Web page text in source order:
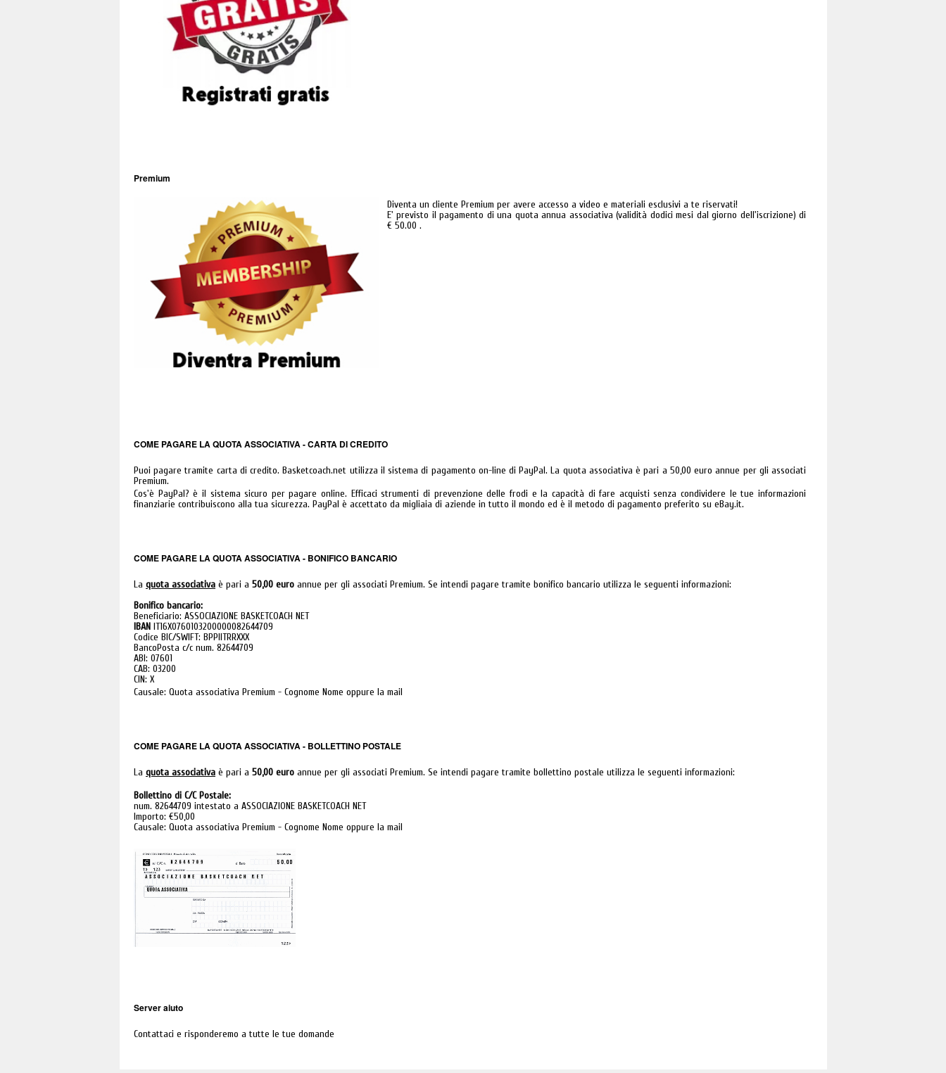
Premium
Diventa un cliente Premium per avere accesso a video e materiali esclusivi a te riservati!
E' previsto il pagamento di una quota annua associativa (validità dodici mesi dal giorno dell'iscrizione) di
€ 50.00 .
COME PAGARE LA QUOTA ASSOCIATIVA - CARTA DI CREDITO
Puoi pagare tramite carta di credito. Basketcoach.net utilizza il sistema di pagamento on-line di PayPal. La quota associativa è pari a 50,00 euro annue per gli associati
Premium.
Cos'è PayPal? è il sistema sicuro per pagare online. Efficaci strumenti di prevenzione delle frodi e la capacità di fare acquisti senza condividere le tue informazioni
finanziarie contribuiscono alla tua sicurezza. PayPal è accettato da migliaia di aziende in tutto il mondo ed è il metodo di pagamento preferito su eBay.it.
COME PAGARE LA QUOTA ASSOCIATIVA - BONIFICO BANCARIO
La quota associativa è pari a 50,00 euro annue per gli associati Premium. Se intendi pagare tramite bonifico bancario utilizza le seguenti informazioni:
Bonifico bancario:
Beneficiario: ASSOCIAZIONE BASKETCOACH NET
IBAN IT16X0760103200000082644709
Codice BIC/SWIFT: BPPIITRRXXX
BancoPosta c/c num. 82644709
ABI: 07601
CAB: 03200
CIN: X
Causale: Quota associativa Premium - Cognome Nome oppure la mail
COME PAGARE LA QUOTA ASSOCIATIVA - BOLLETTINO POSTALE
La quota associativa è pari a 50,00 euro annue per gli associati Premium. Se intendi pagare tramite bollettino postale utilizza le seguenti informazioni:
Bollettino di C/C Postale:
num. 82644709 intestato a ASSOCIAZIONE BASKETCOACH NET
Importo: €50,00
Causale: Quota associativa Premium - Cognome Nome oppure la mail
Server aiuto
Contattaci e risponderemo a tutte le tue domande